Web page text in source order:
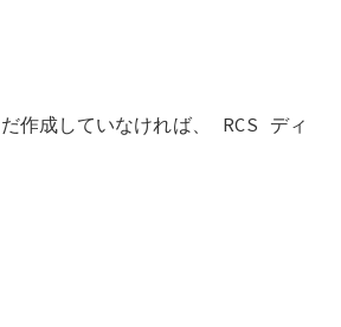
作成していなければ、 RCS ディ